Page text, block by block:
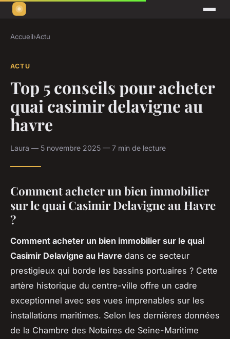
Accueil›Actu
ACTU
Top 5 conseils pour acheter
quai casimir delavigne au
havre
Laura — 5 novembre 2025 — 7 min de lecture
Comment acheter un bien immobilier
sur le quai Casimir Delavigne au Havre
?
Comment acheter un bien immobilier sur le quai
Casimir Delavigne au Havre dans ce secteur
prestigieux qui borde les bassins portuaires ? Cette
artère historique du centre-ville offre un cadre
exceptionnel avec ses vues imprenables sur les
installations maritimes. Selon les dernières données
de la Chambre des Notaires de Seine-Maritime